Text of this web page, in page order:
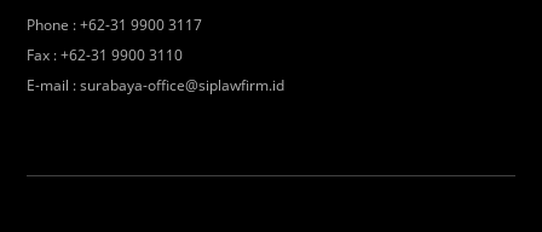
Phone :+62-31 9900 3117
Fax :+62-31 9900 3110
E-mail :surabaya-office@siplawfirm.id